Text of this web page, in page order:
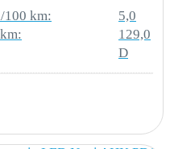
plus
100 km:
5,0
129,0
D